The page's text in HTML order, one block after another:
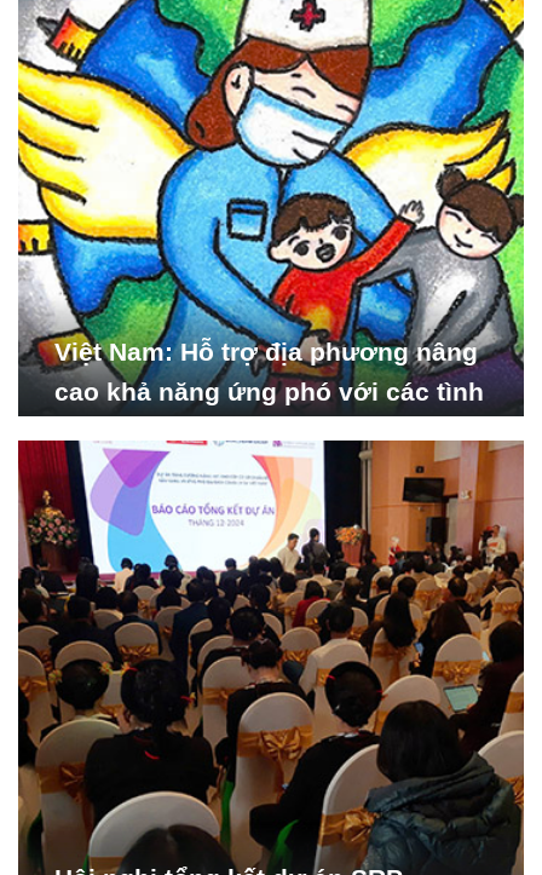
Việt Nam: Hỗ trợ địa phương nâng
cao khả năng ứng phó với các tình